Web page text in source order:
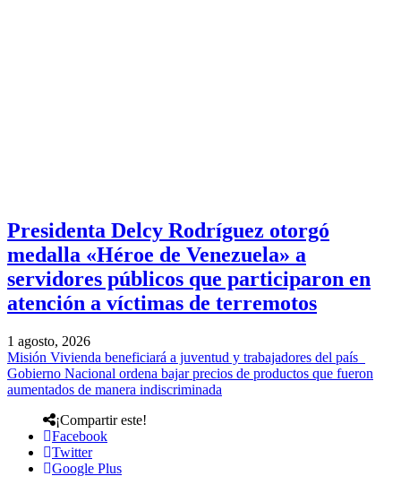
Presidenta Delcy Rodríguez otorgó
medalla «Héroe de Venezuela» a
servidores públicos que participaron en
atención a víctimas de terremotos
1 agosto, 2026
Misión Vivienda beneficiará a juventud y trabajadores del país
Gobierno Nacional ordena bajar precios de productos que fueron
aumentados de manera indiscriminada
¡Compartir este!
Facebook
Twitter
Google Plus